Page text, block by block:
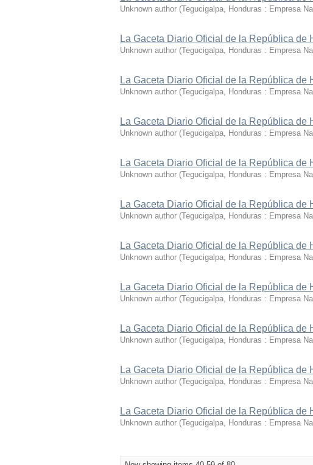
Unknown author (Tegucigalpa, Honduras : Empresa
La Gaceta Diario Oficial de la República de
Unknown author (Tegucigalpa, Honduras : Empresa
La Gaceta Diario Oficial de la República de
Unknown author (Tegucigalpa, Honduras : Empresa
La Gaceta Diario Oficial de la República de
Unknown author (Tegucigalpa, Honduras : Empresa
La Gaceta Diario Oficial de la República de
Unknown author (Tegucigalpa, Honduras : Empresa
La Gaceta Diario Oficial de la República de
Unknown author (Tegucigalpa, Honduras : Empresa
La Gaceta Diario Oficial de la República de
Unknown author (Tegucigalpa, Honduras : Empresa
La Gaceta Diario Oficial de la República de
Unknown author (Tegucigalpa, Honduras : Empresa
La Gaceta Diario Oficial de la República de
Unknown author (Tegucigalpa, Honduras : Empresa
La Gaceta Diario Oficial de la República de
Unknown author (Tegucigalpa, Honduras : Empresa
La Gaceta Diario Oficial de la República de
Unknown author (Tegucigalpa, Honduras : Empresa